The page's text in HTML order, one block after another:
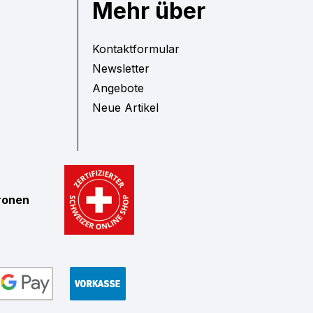
Mehr über
Kontaktformular
Newsletter
Angebote
Neue Artikel